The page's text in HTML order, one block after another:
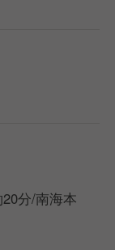
分/南海本